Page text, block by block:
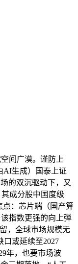
间广漠。谨防上
AI生成）国泰上证
的双沉驱动下，又
成分股中国度级
点：芯片端（国产算
指数更强的向上弹
，全球市场规模无
或延续至2027
年，也要市场波